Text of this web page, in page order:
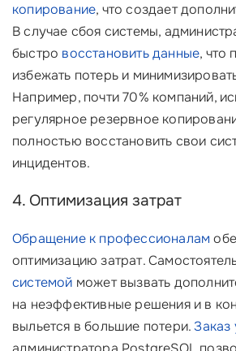
копирование, что создает
В случае сбоя системы,
быстро восстановить данные, что
избежать потерь и
Например, почти 70% компаний,
регулярное резервное
полностью восстановить свои
инцидентов.
4. Оптимизация затрат
Обращение к профессионалам
оптимизацию затрат.
системой может вызвать
на неэффективные решения и в
выльется в большие потери.Заказ